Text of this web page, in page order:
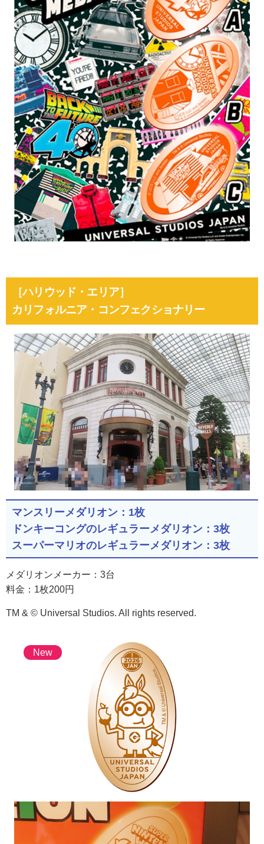
［ハリウッド・エリア］
カリフォルニア・コンフェクショナリー
マンスリーメダリオン：1枚
ドンキーコングのレギュラーメダリオン：3枚
スーパーマリオのレギュラーメダリオン：3枚
メダリオンメーカー：3台
料金：1枚200円
TM & © Universal Studios. All rights reserved.
New